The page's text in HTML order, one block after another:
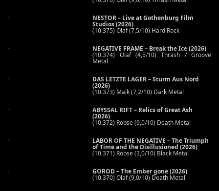
NESTOR – Live at Gothenburg Film
Studios (2026)
(10.375) Olaf (7,5/10) Hard Rock
NEGATIVE FRAME – Break the Ice (2026)
(10.374) Olaf (4,5/10) Thrash / Groove
Metal
DAS LETZTE LAGER – Sturm Aus Nord
(2026)
(10.373) Maik (7,2/10) Dark Metal
ABYSSAL RIFT – Relics of Great Ash
(2026)
(10.372) Robse (9,0/10) Death Metal
LABOR OF THE NEGATIVE – The Triumph
of Time and the Disillusioned (2026)
(10.371) Robse (3,0/10) Black Metal
GOROD – The Ember gone (2026)
(10.370) Olaf (9,0/10) Death Metal